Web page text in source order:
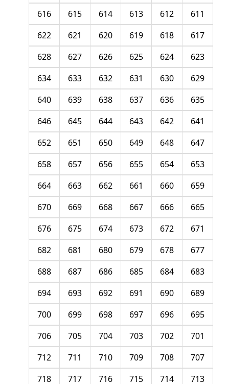
611
612
613
614
615
616
617
618
619
620
621
622
623
624
625
626
627
628
629
630
631
632
633
634
635
636
637
638
639
640
641
642
643
644
645
646
647
648
649
650
651
652
653
654
655
656
657
658
659
660
661
662
663
664
665
666
667
668
669
670
671
672
673
674
675
676
677
678
679
680
681
682
683
684
685
686
687
688
689
690
691
692
693
694
695
696
697
698
699
700
701
702
703
704
705
706
707
708
709
710
711
712
713
714
715
716
717
718